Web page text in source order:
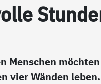
Menschen
vier Wänden